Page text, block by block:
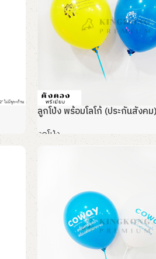
ลูกโป่ง พร้อมโลโก้ (ประกันสังคม)
ลูกโป่ง